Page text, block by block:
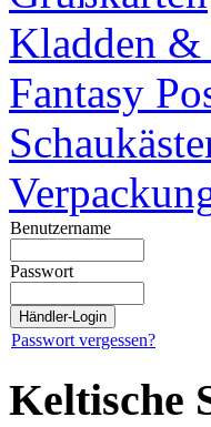
Kladden &
Fantasy
Benutzername
Passwort
Passwort vergessen?
Keltische